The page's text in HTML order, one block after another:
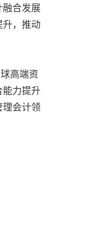
合发展
，推动
高端资
力提升
会计领